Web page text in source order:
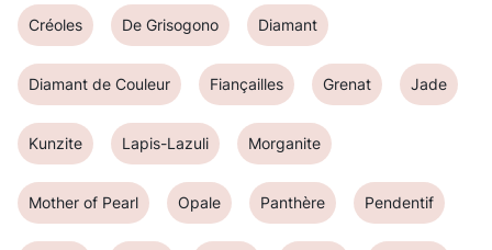
Créoles De Grisogono Diamant
Diamant de Couleur Fiançailles Grenat Jade
Kunzite Lapis-Lazuli Morganite
Mother of Pearl Opale Panthère Pendentif